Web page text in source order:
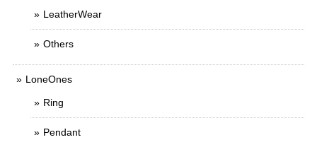
LeatherWear
Others
LoneOnes
Ring
Pendant